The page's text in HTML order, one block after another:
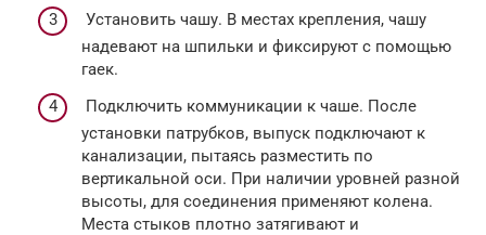
Установить чашу. В местах крепления, чашу
надевают на шпильки и фиксируют с помощью
гаек.
Подключить коммуникации к чаше. После
установки патрубков, выпуск подключают к
канализации, пытаясь разместить по
вертикальной оси. При наличии уровней разной
высоты, для соединения применяют колена.
Места стыков плотно затягивают и